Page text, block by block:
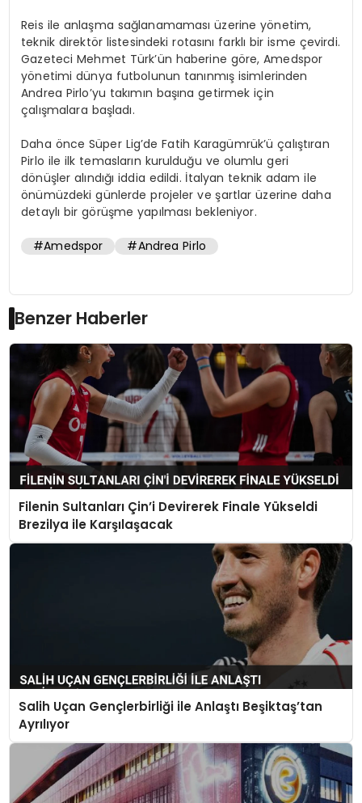
Reis ile anlaşma sağlanamaması üzerine yönetim,
teknik direktör listesindeki rotasını farklı bir isme çevirdi.
Gazeteci Mehmet Türk’ün haberine göre, Amedspor
yönetimi dünya futbolunun tanınmış isimlerinden
Andrea Pirlo’yu takımın başına getirmek için
çalışmalara başladı.
Daha önce Süper Lig’de Fatih Karagümrük’ü çalıştıran
Pirlo ile ilk temasların kurulduğu ve olumlu geri
dönüşler alındığı iddia edildi. İtalyan teknik adam ile
önümüzdeki günlerde projeler ve şartlar üzerine daha
detaylı bir görüşme yapılması bekleniyor.
#Amedspor #Andrea Pirlo
Benzer Haberler
Filenin Sultanları Çin’i Devirerek Finale Yükseldi
Brezilya ile Karşılaşacak
Salih Uçan Gençlerbirliği ile Anlaştı Beşiktaş’tan
Ayrılıyor